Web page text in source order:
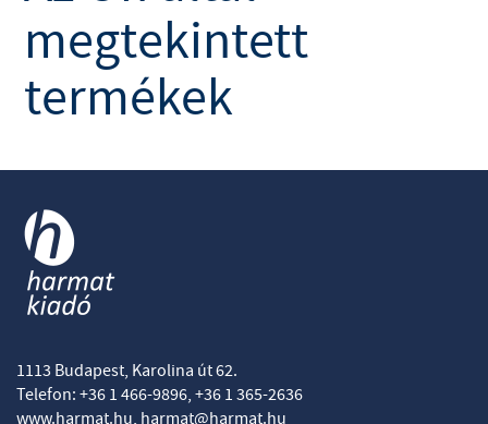
megtekintett
termékek
1113 Budapest, Karolina út 62.
Telefon: +36 1 466-9896, +36 1 365-2636
www.harmat.hu, harmat@harmat.hu